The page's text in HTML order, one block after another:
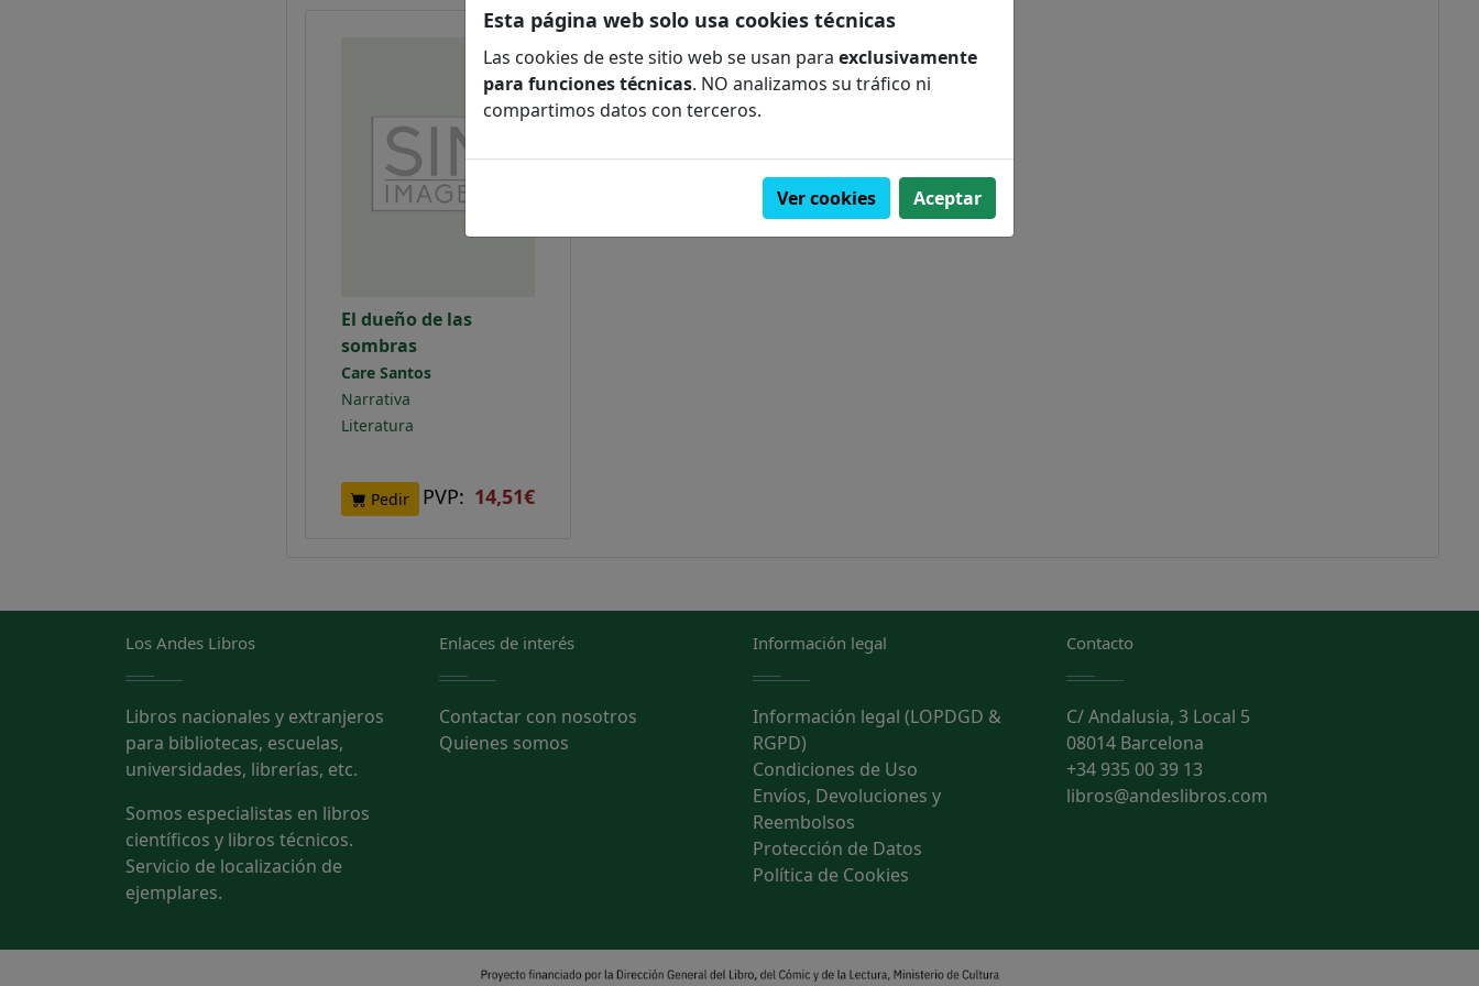
El dueño de las
sombras
Care Santos
Narrativa
Literatura
Pedir PVP: 14,51€
Los Andes Libros
Libros nacionales y extranjeros
para bibliotecas, escuelas,
universidades, librerías, etc.
Somos especialistas en libros
científicos y libros técnicos.
Servicio de localización de
ejemplares.
Enlaces de interés
Contactar con nosotros
Quienes somos
Información legal
Información legal (LOPDGD &
RGPD)
Condiciones de Uso
Envíos, Devoluciones y
Reembolsos
Protección de Datos
Política de Cookies
Contacto
C/ Andalusia, 3 Local 5
08014 Barcelona
+34 935 00 39 13
libros@andeslibros.com
Esta página web solo usa cookies técnicas
Las cookies de este sitio web se usan para exclusivamente
para funciones técnicas. NO analizamos su tráfico ni
compartimos datos con terceros.
Ver cookies Aceptar